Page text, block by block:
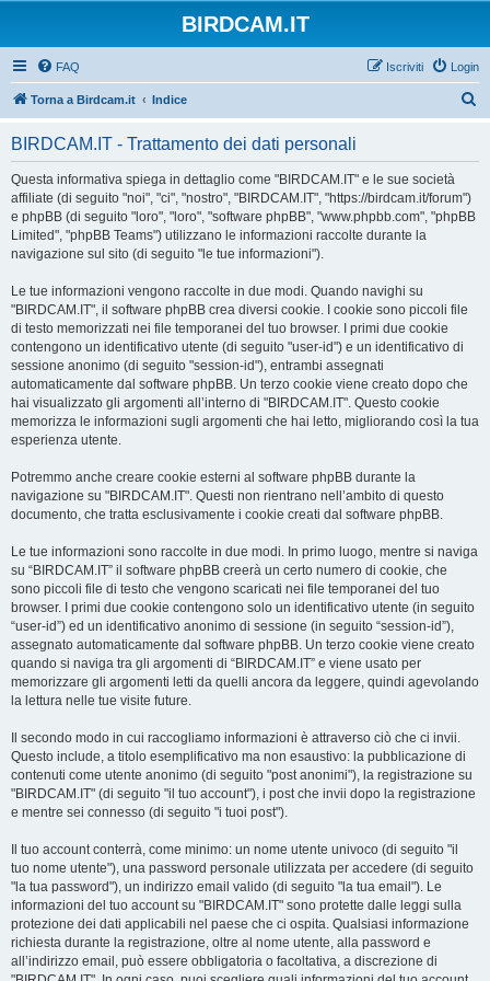
BIRDCAM.IT
FAQ Login
Iscriviti
Torna a Birdcam.it Indice
BIRDCAM.IT - Trattamento dei dati personali
Questa informativa spiega in dettaglio come "BIRDCAM.IT" e le sue società
affiliate (di seguito "noi", "ci", "nostro", "BIRDCAM.IT", "https://birdcam.it/forum")
e phpBB (di seguito "loro", "loro", "software phpBB", "www.phpbb.com", "phpBB
Limited", "phpBB Teams") utilizzano le informazioni raccolte durante la
navigazione sul sito (di seguito "le tue informazioni").
Le tue informazioni vengono raccolte in due modi. Quando navighi su
"BIRDCAM.IT", il software phpBB crea diversi cookie. I cookie sono piccoli file
di testo memorizzati nei file temporanei del tuo browser. I primi due cookie
contengono un identificativo utente (di seguito "user-id") e un identificativo di
sessione anonimo (di seguito "session-id"), entrambi assegnati
automaticamente dal software phpBB. Un terzo cookie viene creato dopo che
hai visualizzato gli argomenti all’interno di "BIRDCAM.IT". Questo cookie
memorizza le informazioni sugli argomenti che hai letto, migliorando così la tua
esperienza utente.
Potremmo anche creare cookie esterni al software phpBB durante la
navigazione su "BIRDCAM.IT". Questi non rientrano nell’ambito di questo
documento, che tratta esclusivamente i cookie creati dal software phpBB.
Le tue informazioni sono raccolte in due modi. In primo luogo, mentre si naviga
su “BIRDCAM.IT” il software phpBB creerà un certo numero di cookie, che
sono piccoli file di testo che vengono scaricati nei file temporanei del tuo
browser. I primi due cookie contengono solo un identificativo utente (in seguito
“user-id”) ed un identificativo anonimo di sessione (in seguito “session-id”),
assegnato automaticamente dal software phpBB. Un terzo cookie viene creato
quando si naviga tra gli argomenti di “BIRDCAM.IT” e viene usato per
memorizzare gli argomenti letti da quelli ancora da leggere, quindi agevolando
la lettura nelle tue visite future.
Il secondo modo in cui raccogliamo informazioni è attraverso ciò che ci invii.
Questo include, a titolo esemplificativo ma non esaustivo: la pubblicazione di
contenuti come utente anonimo (di seguito "post anonimi"), la registrazione su
"BIRDCAM.IT" (di seguito "il tuo account"), i post che invii dopo la registrazione
e mentre sei connesso (di seguito "i tuoi post").
Il tuo account conterrà, come minimo: un nome utente univoco (di seguito "il
tuo nome utente"), una password personale utilizzata per accedere (di seguito
"la tua password"), un indirizzo email valido (di seguito "la tua email"). Le
informazioni del tuo account su "BIRDCAM.IT" sono protette dalle leggi sulla
protezione dei dati applicabili nel paese che ci ospita. Qualsiasi informazione
richiesta durante la registrazione, oltre al nome utente, alla password e
all’indirizzo email, può essere obbligatoria o facoltativa, a discrezione di